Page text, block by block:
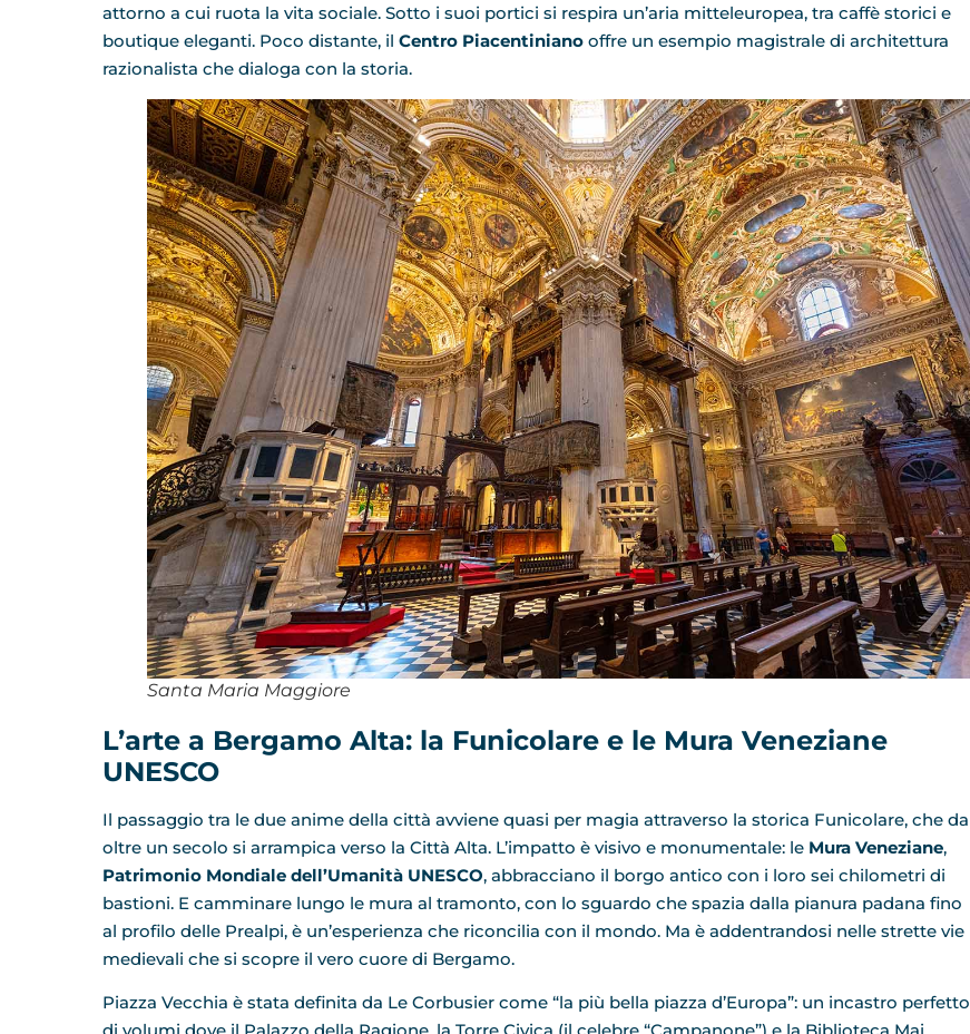
attorno a cui ruota la vita sociale. Sotto i suoi portici si respira un’aria mitteleuropea, tra caffè storici e
boutique eleganti. Poco distante, il Centro Piacentiniano offre un esempio magistrale di architettura
razionalista che dialoga con la storia.
Santa Maria Maggiore
L’arte a Bergamo Alta: la Funicolare e le Mura Veneziane
UNESCO
​Il passaggio tra le due anime della città avviene quasi per magia attraverso la storica Funicolare, che da
oltre un secolo si arrampica verso la Città Alta. L’impatto è visivo e monumentale: le Mura Veneziane,
Patrimonio Mondiale dell’Umanità UNESCO, abbracciano il borgo antico con i loro sei chilometri di
bastioni. ​E camminare lungo le mura al tramonto, con lo sguardo che spazia dalla pianura padana fino
al profilo delle Prealpi, è un’esperienza che riconcilia con il mondo. Ma è addentrandosi nelle strette vie
medievali che si scopre il vero cuore di Bergamo.
Piazza Vecchia è stata definita da Le Corbusier come “la più bella piazza d’Europa”: un incastro perfetto